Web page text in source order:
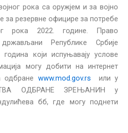
рока са оружјем и за војно
резервне официре за потребе
рока 2022. године. Право
Републике Србије
који испуњавају услове
могу добити на интернет
одбране www.mod.gov.rs или у
ОДБРАНЕ ЗРЕЊАНИН у
бб, где могу поднети